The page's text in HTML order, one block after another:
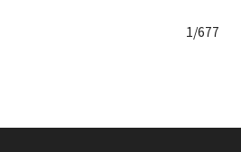
1/677